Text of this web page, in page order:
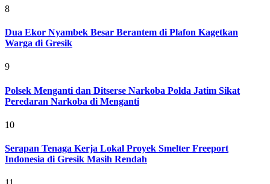
8
Dua Ekor Nyambek Besar Berantem di Plafon Kagetkan
Warga di Gresik
9
Polsek Menganti dan Ditserse Narkoba Polda Jatim Sikat
Peredaran Narkoba di Menganti
10
Serapan Tenaga Kerja Lokal Proyek Smelter Freeport
Indonesia di Gresik Masih Rendah